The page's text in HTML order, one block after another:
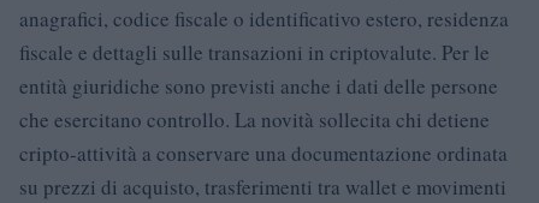
anagrafici, codice fiscale o identificativo estero, residenza
fiscale e dettagli sulle transazioni in criptovalute. Per le
entità giuridiche sono previsti anche i dati delle persone
che esercitano controllo. La novità sollecita chi detiene
cripto-attività a conservare una documentazione ordinata
su prezzi di acquisto, trasferimenti tra wallet e movimenti